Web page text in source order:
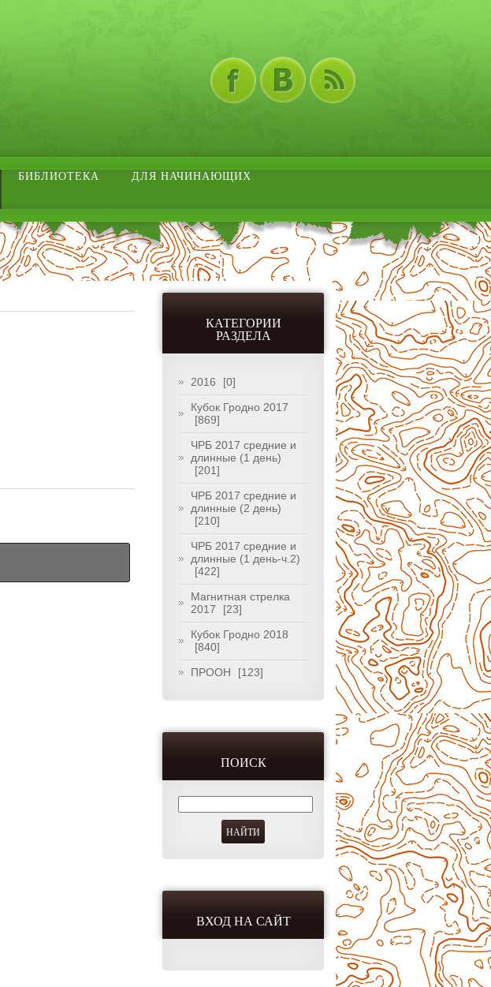
БИБЛИОТЕКА ДЛЯ НАЧИНАЮЩИХ
КАТЕГОРИИ
РАЗДЕЛА
2016
[0]
Кубок Гродно 2017
[869]
ЧРБ 2017 средние и
длинные (1 день)
[201]
ЧРБ 2017 средние и
длинные (2 день)
[210]
ЧРБ 2017 средние и
длинные (1 день-ч.2)
[422]
Магнитная стрелка
2017
[23]
Кубок Гродно 2018
[840]
ПРООН
[123]
ПОИСК
ВХОД НА САЙТ